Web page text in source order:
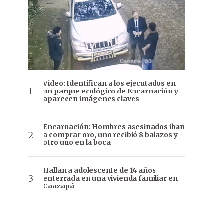
Video: Identifican a los ejecutados en
un parque ecológico de Encarnación y
aparecen imágenes claves
Encarnación: Hombres asesinados iban
a comprar oro, uno recibió 8 balazos y
otro uno en la boca
Hallan a adolescente de 14 años
enterrada en una vivienda familiar en
Caazapá